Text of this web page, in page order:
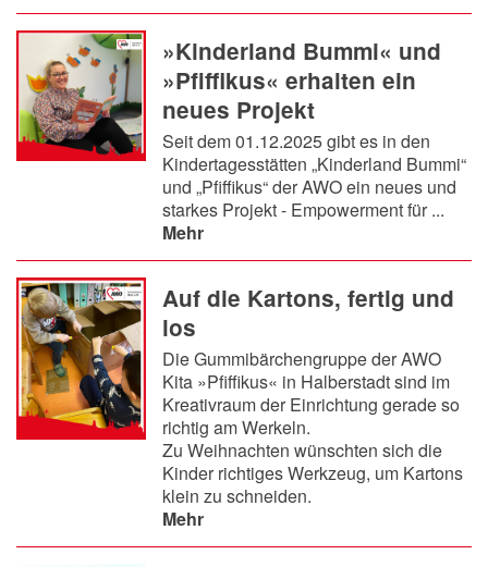
»Kinderland Bummi« und
»Pfiffikus« erhalten ein
neues Projekt
Seit dem 01.12.2025 gibt es in den
Kindertagesstätten „Kinderland Bummi“
und „Pfiffikus“ der AWO ein neues und
starkes Projekt - Empowerment für ...
Mehr
Auf die Kartons, fertig und
los
Die Gummibärchengruppe der AWO
Kita »Pfiffikus« in Halberstadt sind im
Kreativraum der Einrichtung gerade so
richtig am Werkeln.
Zu Weihnachten wünschten sich die
Kinder richtiges Werkzeug, um Kartons
klein zu schneiden.
Mehr